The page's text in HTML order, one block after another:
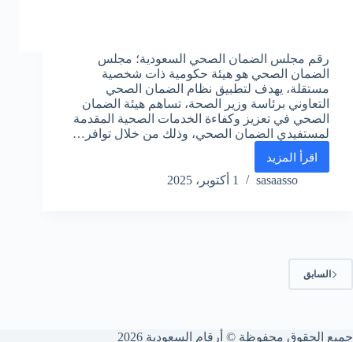
رقم مجلس الضمان الصحي السعودية؛ مجلس
الضمان الصحي هو هيئة حكومية ذات شخصية
مستقلة، يهدف لتطبيق نظام الضمان الصحي
التعاوني برئاسة وزير الصحة، تساهم هيئة الضمان
الصحي في تعزيز وكفاءة الخدمات الصحية المقدمة
لمستفيدي الضمان الصحي، وذلك من خلال توافر…
اقرأ المزيد
رقم
مجلس
sasaasso 1 أكتوبر، 2025
السابق
جميع الحقوق محفوظة © أرقام السعودية 2026